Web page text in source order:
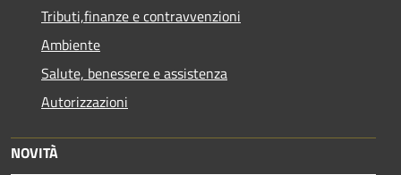
Tributi,finanze e contravvenzioni
Ambiente
Salute, benessere e assistenza
Autorizzazioni
NOVITÀ